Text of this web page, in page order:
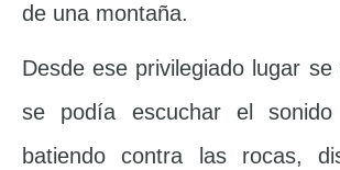
de una montaña.
Desde ese privilegiado lugar
se podía escuchar el
batiendo contra las rocas,